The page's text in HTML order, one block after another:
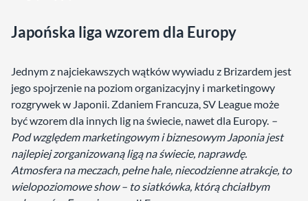
Japońska liga wzorem dla Europy
Jednym z najciekawszych wątków wywiadu z Brizardem jest
jego spojrzenie na poziom organizacyjny i marketingowy
rozgrywek w Japonii. Zdaniem Francuza, SV League może
być wzorem dla innych lig na świecie, nawet dla Europy. –
Pod względem marketingowym i biznesowym Japonia jest
najlepiej zorganizowaną ligą na świecie, naprawdę.
Atmosfera na meczach, pełne hale, niecodzienne atrakcje, to
wielopoziomowe show – to siatkówka, którą chciałbym